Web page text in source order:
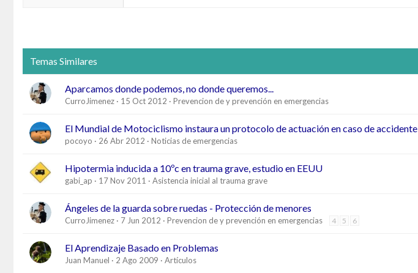
Temas Similares
Aparcamos donde podemos, no donde queremos...
CurroJimenez 15 Oct 2012 Prevencion de y prevención en emergencias
El Mundial de Motociclismo instaura un protocolo de actuación en caso de accidente
pocoyo 26 Abr 2012 Noticias de emergencias
Hipotermia inducida a 10ºc en trauma grave, estudio en EEUU
gabi_ap 17 Nov 2011 Asistencia inicial al trauma grave
Ángeles de la guarda sobre ruedas - Protección de menores
CurroJimenez 7 Jun 2012 Prevencion de y prevención en emergencias 4 5 6
El Aprendizaje Basado en Problemas
Juan Manuel 2 Ago 2009 Artículos